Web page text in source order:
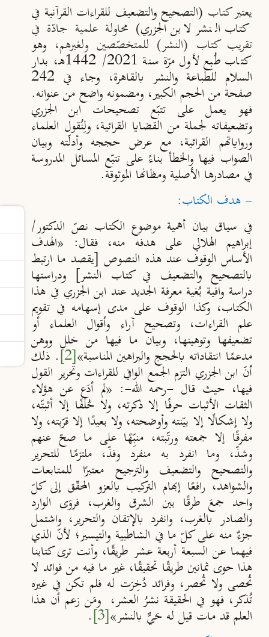
يعتبر كتاب (التصحيح والتضعيف للقراءات القرآنية في
كتاب النشر لابن الجزري) محاولة علمية جادّة في
تقريب كتاب (النشر) للمتخصّصين ولغيرهم، وهو
كتاب طُبِع لأول مرّة سنة 2021/ 1442هـ، بدار
السلام للطباعة والنشر بالقاهرة، وجاء في 242
صفحة من الحجم الكبير، ومضمونه واضح من عنوانه.
فهو يعمل على تتبّع تصحيحات ابن الجزري
وتضعيفاته لجملة من القضايا القرائية، ولِنُقول العلماء
ورواياتهم القرائية، مع عرض حججه وأدلّته وبيان
الصواب فيها والخطأ بناءً على تتبّع المسائل المدروسة
في مصادرها الأصلية ومظانها الموثوقة.
- هدف الكتاب:
في سياق بيان أهمية موضوع الكتاب نصّ الدكتور/
إبراهيم الهلالي على هدفه منه، فقال: «الهدف
الأساس الوقوف عند هذه النصوص [يقصد ما ارتبط
بالتصحيح والتضعيف في كتاب النشر] ودراستها
دراسة وافية بُغية معرفة الجديد عند ابن الجزري في هذا
الكتاب، وكذا الوقوف على مدى إسهامه في تقويم
علم القراءات، وتصحيح آراء وأقوال العلماء أو
تضعيفها وتوهينها، وبيان ما فيها من خلل ووهن
مدعمًا انتقاداته بالحجج والبراهين المناسبة»[2] . ذلك
أنّ ابن الجزري التزم الجمع الوافي للقراءات وتحرير القول
فيها، حيث قال -رحمه الله-: «لم أدَع عن هؤلاء
الثقات الأثبات حرفا إلا ذكرته، ولا خُلْفا إلا أثبته،
ولا إشكالا إلا بينته وأوضحته، ولا بعيدا إلا قربته، ولا
مفرقا إلا جمعته ورتبته، منبها على ما صحّ عنهم
وشذ، وما انفرد به منفرد وفذ، ملتزما للتحرير
والتصحيح والتضعيف والترجيح معتبرا للمتابعات
والشواهد، رافعا إبهام التركيب بالعزو المحقّق إلى كلّ
واحد جمعَ طرقا بين الشرق والغرب، فروَى الوارد
والصادر بالغرب، وانفرد بالإتقان والتحرير، واشتمل
جزءٌ منه على كلّ ما في الشاطبية والتيسير؛ لأن الذي
فيهما عن السبعة أربعة عشر طريقًا، وأنت ترى كتابنا
هذا حوى ثمانين طريقًا تحقيقًا، غير ما فيه من فوائد لا
تُحصى ولا تُحصر، وفرائد دُخِرَت له فلم تكن في غيره
تُذكر، فهو في الحقيقة نشرُ العشر، ومَن زعم أن هذا
العلم قد مات قيل له حَيٌّ بالنشر»[3]
.